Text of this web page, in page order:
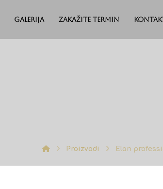
Galerija Zakažite termin
Proizvodi Elan